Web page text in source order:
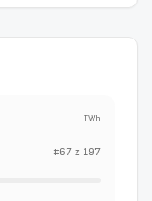
TWh
#67 z 197